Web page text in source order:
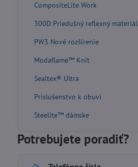
Potrebujete poradiť?
CompositeLite Work
300D Priedušný reflexný materiál
PW3 Nové rozšírenie
Modaflame™ Knit
Sealtex® Ultra
Príslušenstvo k obuvi
Steelite™ dámske